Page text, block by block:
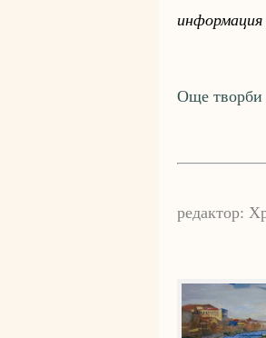
Още творби
редактор: